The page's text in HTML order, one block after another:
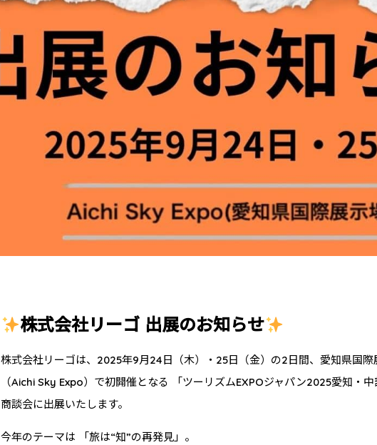
株式会社リーゴ 出展のお知らせ
株式会社リーゴは、2025年9月24日（木）・25日（金）の2日間、愛知県国際
（Aichi Sky Expo）で初開催となる 「ツーリズムEXPOジャパン2025愛知・
商談会に出展いたします。
今年のテーマは 「旅は“知”の再発見」。